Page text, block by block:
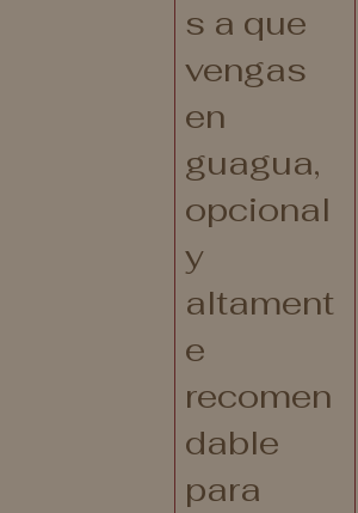
s a que
vengas
en
guagua,
opcional
y
altament
e
recomen
dable
para